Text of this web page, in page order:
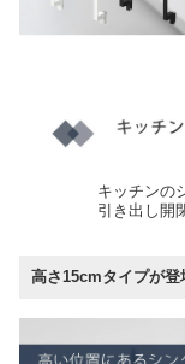
キッチンの
引き出し開
高さ15cmタイプが登